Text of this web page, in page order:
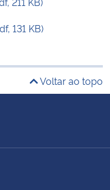
131 KB)
Voltar ao topo